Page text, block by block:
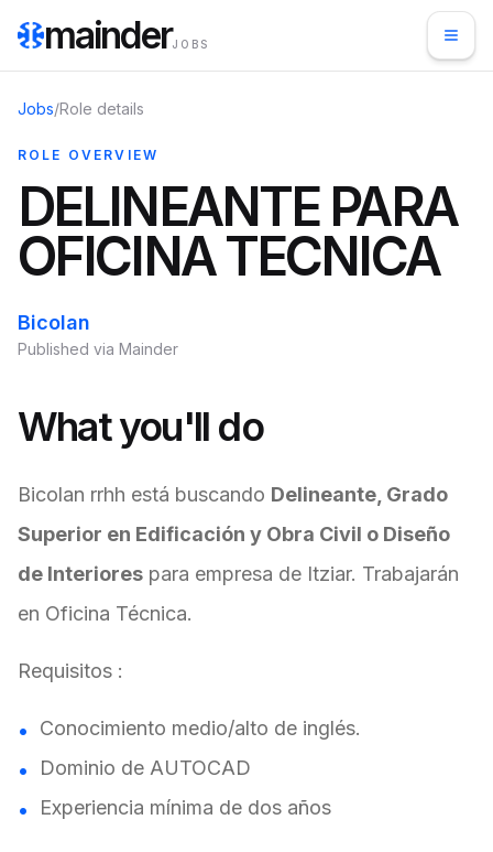
mainderJOBS
Jobs/Role details
ROLE OVERVIEW
DELINEANTE PARA
OFICINA TECNICA
Bicolan
Published via Mainder
What you'll do
Bicolan rrhh está buscando Delineante, Grado
Superior en Edificación y Obra Civil o Diseño
de Interiores para empresa de Itziar. Trabajarán
en Oficina Técnica.
Requisitos :
Conocimiento medio/alto de inglés.
Dominio de AUTOCAD
Experiencia mínima de dos años